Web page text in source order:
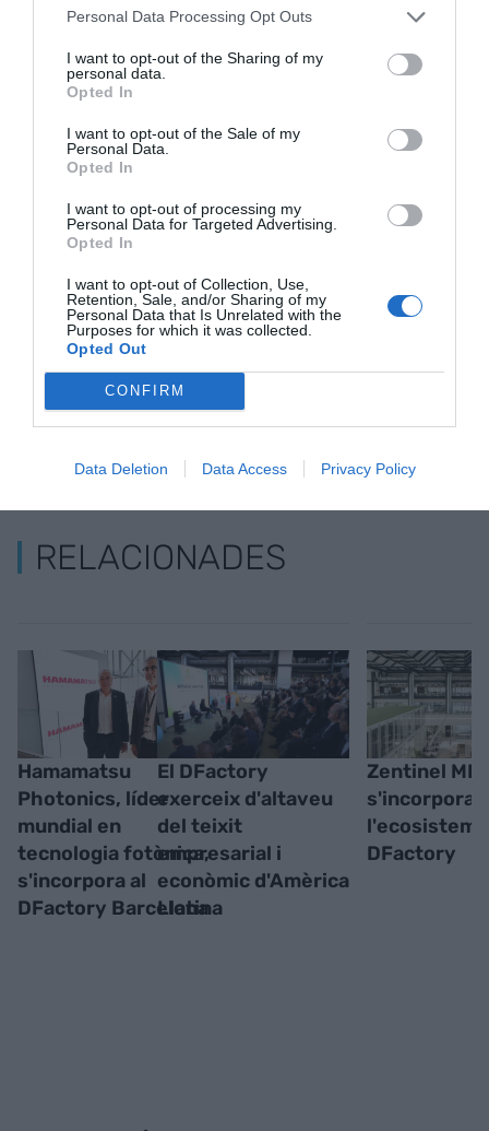
Personal Data Processing Opt Outs
I want to opt-out of the Sharing of my
personal data.
Opted In
I want to opt-out of the Sale of my
Personal Data.
Opted In
I want to opt-out of processing my
Personal Data for Targeted Advertising.
Opted In
I want to opt-out of Collection, Use,
Retention, Sale, and/or Sharing of my
Personal Data that Is Unrelated with the
Purposes for which it was collected.
Opted Out
CONFIRM
Data Deletion Data Access Privacy Policy
Siarq i una fita significativa en el nostre
compromís amb la construcció de ciutats
sostenibles. Ens enorgulleix profundament unir-
nostra experiència en solucions tecnològiques
solars que beneficiïn els ciutadans".
Afegir
Google de forma gratuïta
Estigues informat amb les últimes notícies d'actualitat
ACTIVAR ARA
RELACIONADES
Hamamatsu
Photonics, líder
mundial en
tecnologia fotònica,
s'incorpora al
DFactory Barcelona
El DFactory
exerceix d'altaveu
del teixit
empresarial i
econòmic d'Amèrica
Llatina
Zentinel
s'incorpora a
DFactory